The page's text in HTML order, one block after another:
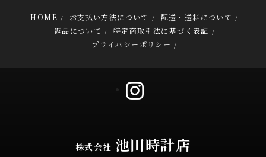
HOME / お支払い方法について / 配送・送料について /
返品について / 特定商取引法に基づく表記 /
プライバシーポリシー /
株式会社 池田時計店